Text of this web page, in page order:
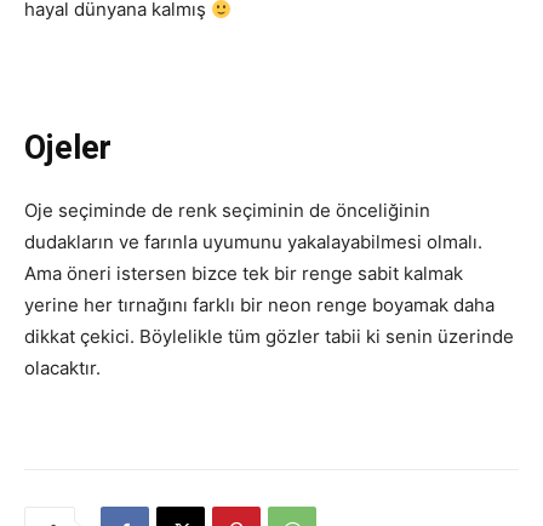
hayal dünyana kalmış
Ojeler
Oje seçiminde de renk seçiminin de önceliğinin
dudakların ve farınla uyumunu yakalayabilmesi olmalı.
Ama öneri istersen bizce tek bir renge sabit kalmak
yerine her tırnağını farklı bir neon renge boyamak daha
dikkat çekici. Böylelikle tüm gözler tabii ki senin üzerinde
olacaktır.